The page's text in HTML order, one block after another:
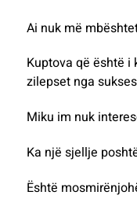
Ai nuk më
Kuptova që është i
zilepset nga
Miku im nuk
Ka një sjellje
Është